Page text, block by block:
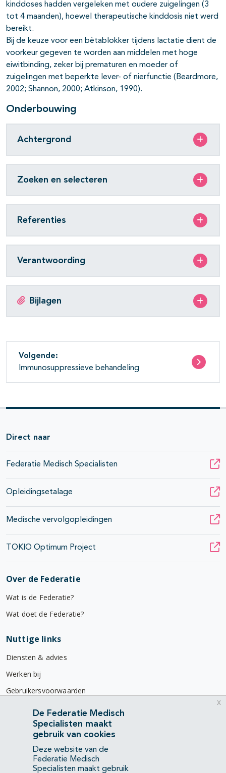
kinddoses hadden vergeleken met oudere zuigelingen (3
tot 4 maanden), hoewel therapeutische kinddosis niet werd
bereikt.
Bij de keuze voor een bètablokker tijdens lactatie dient de
voorkeur gegeven te worden aan middelen met hoge
eiwitbinding, zeker bij prematuren en moeder of
zuigelingen met beperkte lever- of nierfunctie (Beardmore,
2002; Shannon, 2000; Atkinson, 1990).
Onderbouwing
Achtergrond
Zoeken en selecteren
Referenties
Verantwoording
Bijlagen
Volgende:
Immunosuppressieve behandeling
Direct naar
Federatie Medisch Specialisten
Opleidingsetalage
Medische vervolgopleidingen
TOKIO Optimum Project
Over de Federatie
Wat is de Federatie?
Wat doet de Federatie?
Nuttige links
Diensten & advies
Werken bij
Gebruikersvoorwaarden
Privacyverklaring
Contact
Mercatorlaan 1200
3528 BL Utrecht
De Federatie Medisch
Specialisten maakt
gebruik van cookies
Deze website van de
Federatie Medisch
Specialisten maakt gebruik
x